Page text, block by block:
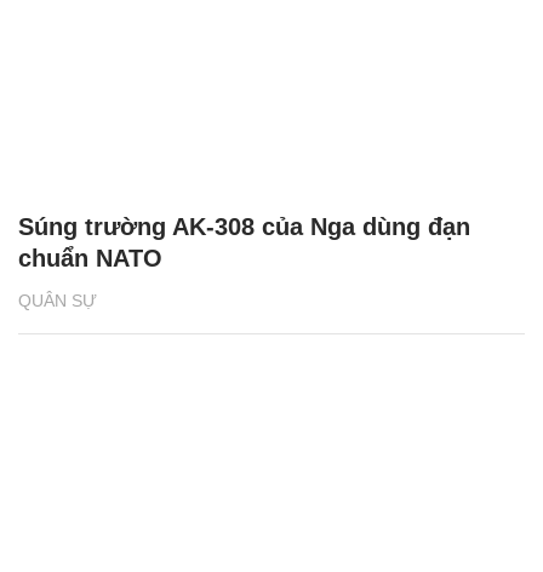
QUÂN SỰ
Súng trường AK-308 của Nga dùng đạn
chuẩn NATO